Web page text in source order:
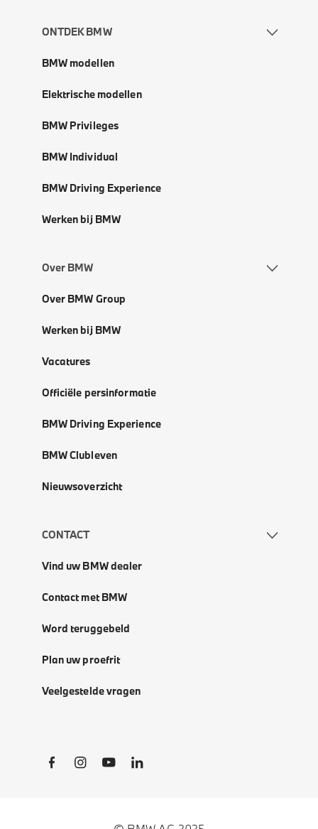
ONTDEK BMW
BMW modellen
Elektrische modellen
BMW Privileges
BMW Individual
BMW Driving Experience
Werken bij BMW
Over BMW
Over BMW Group
Werken bij BMW
Vacatures
Officiële persinformatie
BMW Driving Experience
BMW Clubleven
Nieuwsoverzicht
CONTACT
Vind uw BMW dealer
Contact met BMW
Word teruggebeld
Plan uw proefrit
Veelgestelde vragen
Social Links